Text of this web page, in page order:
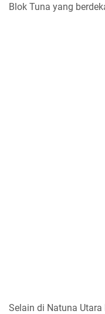
Blok Tuna yang
Selain di Natuna